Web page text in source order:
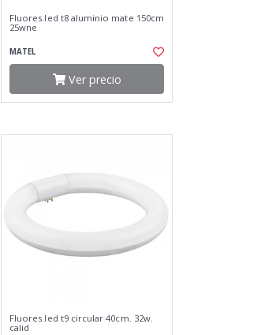
Fluores.led t8 aluminio mate 150cm
25wne
MATEL
Ver precio
Fluores.led t9 circular 40cm. 32w.
calid